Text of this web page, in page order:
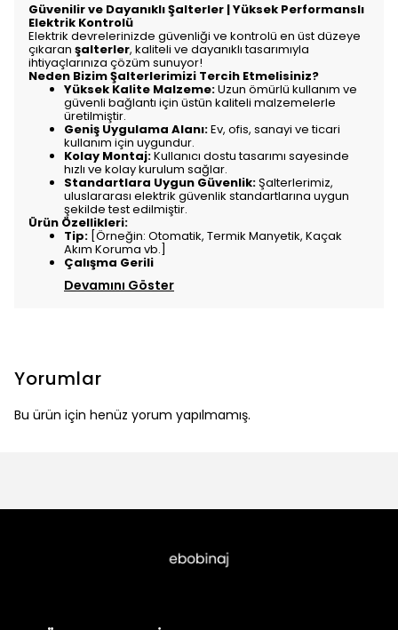
Güvenilir ve Dayanıklı Şalterler | Yüksek Performanslı
Elektrik Kontrolü
Elektrik devrelerinizde güvenliği ve kontrolü en üst düzeye
çıkaran şalterler, kaliteli ve dayanıklı tasarımıyla
ihtiyaçlarınıza çözüm sunuyor!
Neden Bizim Şalterlerimizi Tercih Etmelisiniz?
Yüksek Kalite Malzeme:Uzun ömürlü kullanım ve
güvenli bağlantı için üstün kaliteli malzemelerle
üretilmiştir.
Geniş Uygulama Alanı:Ev, ofis, sanayi ve ticari
kullanım için uygundur.
Kolay Montaj:Kullanıcı dostu tasarımı sayesinde
hızlı ve kolay kurulum sağlar.
Standartlara Uygun Güvenlik:Şalterlerimiz,
uluslararası elektrik güvenlik standartlarına uygun
şekilde test edilmiştir.
Ürün Özellikleri:
Tip: [Örneğin: Otomatik, Termik Manyetik, Kaçak
Akım Koruma vb.]
Çalışma Gerili
Devamını Göster
Yorumlar
Bu ürün için henüz yorum yapılmamış.